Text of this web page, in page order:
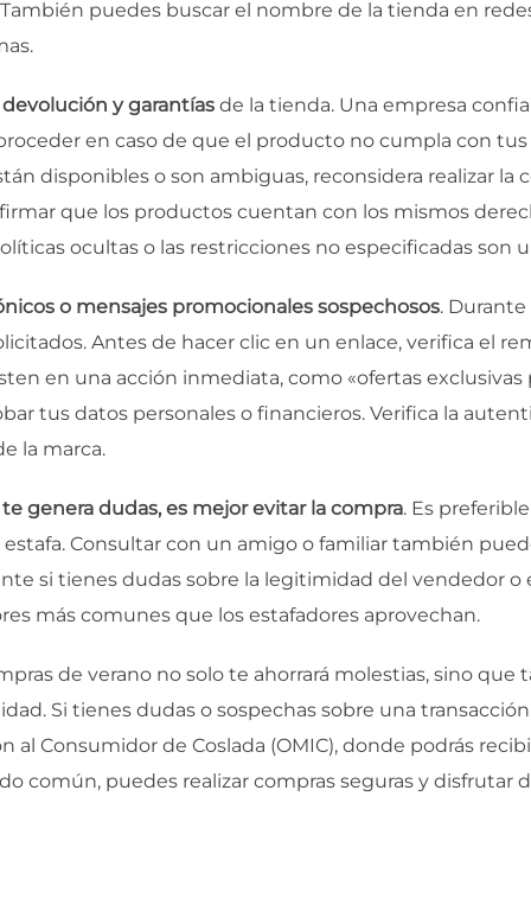
puedes buscar el nombre de la tienda en
y garantías de la tienda. Una empresa
en caso de que el producto no cumpla con
disponibles o son ambiguas, reconsidera realizar
que los productos cuentan con los mismos
ocultas o las restricciones no especificadas son
o mensajes promocionales sospechosos.
Antes de hacer clic en un enlace, verifica el
en una acción inmediata, como «ofertas
tus datos personales o financieros. Verifica la
la marca.
genera dudas, es mejor evitar la compra. Es
Consultar con un amigo o familiar también
si tienes dudas sobre la legitimidad del vendedor o
más comunes que los estafadores aprovechan.
de verano no solo te ahorrará molestias, sino
Si tienes dudas o sospechas sobre una
al Consumidor de Coslada (OMIC), donde podrás
común, puedes realizar compras seguras y disfrutar